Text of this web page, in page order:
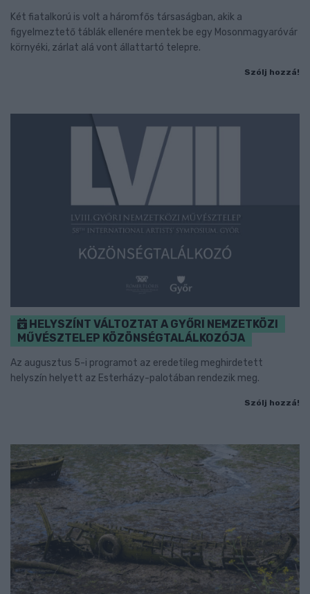
Két fiatalkorú is volt a háromfős társaságban, akik a
figyelmeztető táblák ellenére mentek be egy Mosonmagyaróvár
környéki, zárlat alá vont állattartó telepre.
Szólj hozzá!
HELYSZÍNT VÁLTOZTAT A GYŐRI NEMZETKÖZI
MŰVÉSZTELEP KÖZÖNSÉGTALÁLKOZÓJA
Az augusztus 5-i programot az eredetileg meghirdetett
helyszín helyett az Esterházy-palotában rendezik meg.
Szólj hozzá!